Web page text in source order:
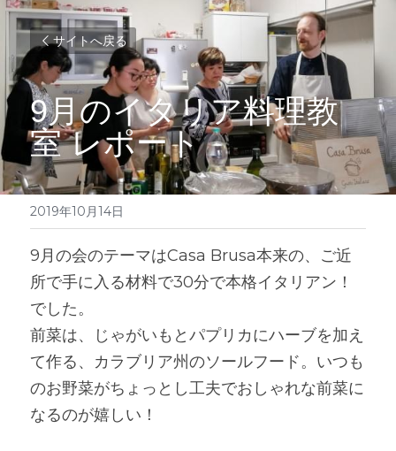
サイトへ戻る
9月のイタリア料理教
室 レポート
2019年10月14日
9月の会のテーマはCasa Brusa本来の、ご近
所で手に入る材料で30分で本格イタリアン！
でした。
前菜は、じゃがいもとパプリカにハーブを加え
て作る、カラブリア州のソールフード。いつも
のお野菜がちょっとし工夫でおしゃれな前菜に
なるのが嬉しい！